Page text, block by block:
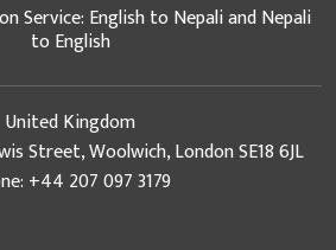
Service: English to Nepali and Nepali
to English
United Kingdom
Street, Woolwich, London SE18 6JL
+44 207 097 3179